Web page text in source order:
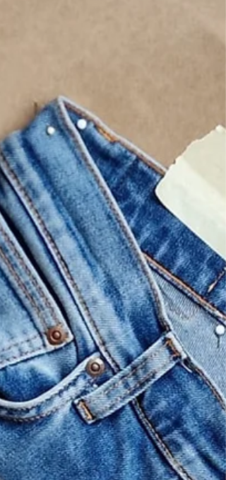
24.4.2026 Upcycling-Club "Kleider
es, ein reproduzierbares Schnittmuster zu
erstellen, das für weitere Nähprojekte genutzt
und individuell angepasst werden kann. Der
Workshop richtet sich an Personen mit
grundlegenden Nähkenntnissen, die ihre
Kleidung selbst gestalten und unabhängig
Modetrends arbeiten möchten. Mitzubringen:
Ein gut sitzendes Kleidungsstück Material: Alle
benötigten Materialien werden zur Verfügung
geste